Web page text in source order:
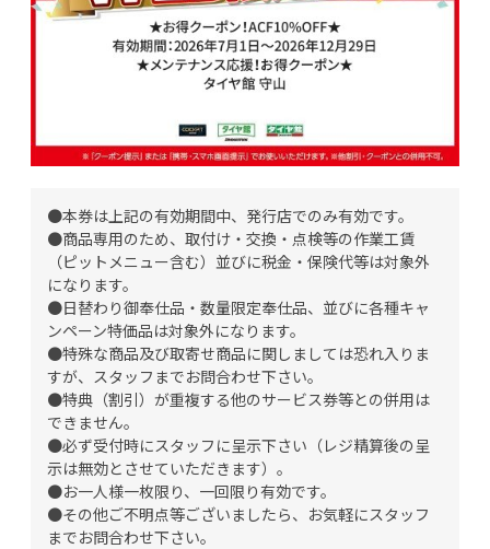
●本券は上記の有効期間中、発行店でのみ有効です。
●商品専用のため、取付け・交換・点検等の作業工賃
（ピットメニュー含む）並びに税金・保険代等は対象外
になります。
●日替わり御奉仕品・数量限定奉仕品、並びに各種キャ
ンペーン特価品は対象外になります。
●特殊な商品及び取寄せ商品に関しましては恐れ入りま
すが、スタッフまでお問合わせ下さい。
●特典（割引）が重複する他のサービス券等との併用は
できません。
●必ず受付時にスタッフに呈示下さい（レジ精算後の呈
示は無効とさせていただきます）。
●お一人様一枚限り、一回限り有効です。
●その他ご不明点等ございましたら、お気軽にスタッフ
までお問合わせ下さい。